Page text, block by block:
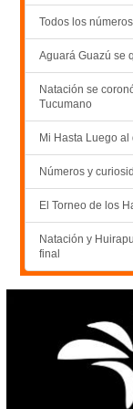
Todos los
Aguará Guazú se
Natación se
Tucumano
Mi Hasta Luego
Números y
El Torneo de los
Natación y
final